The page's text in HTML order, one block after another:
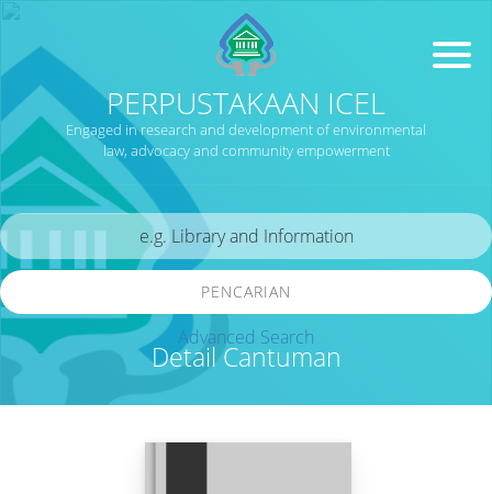
PERPUSTAKAAN ICEL
Engaged in research and development of environmental
law, advocacy and community empowerment
Detail Cantuman
PENCARIAN
Advanced Search